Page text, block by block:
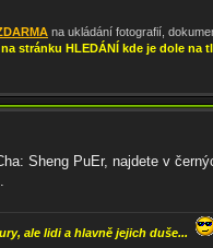
na ukládání fotografií,
stránku HLEDÁNÍ kde je dole na
Sheng PuEr, najdete v
ale lidi a hlavně jejich duše...